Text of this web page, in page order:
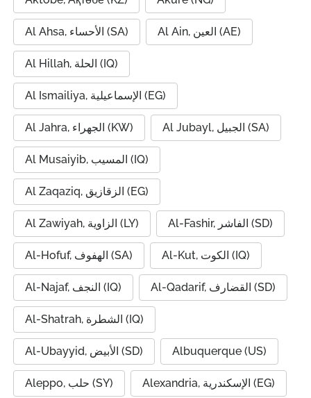
Al Ahsa, الأحساء (SA) Al Ain, العين (AE)
Al Hillah, الحلة (IQ)
Al Ismailiya, الإسماعيلية (EG)
Al Jahra, الجهراء (KW) Al Jubayl, الجبيل (SA)
Al Musaiyib, المسيب (IQ)
Al Zaqaziq, الزقازيق (EG)
Al Zawiyah, الزاوية (LY) Al-Fashir, الفاشر (SD)
Al-Hofuf, الهفوف (SA) Al-Kut, الكوت (IQ)
Al-Najaf, النجف (IQ) Al-Qadarif, القضارف (SD)
Al-Shatrah, الشطرة (IQ)
Al-Ubayyid, الأبيض (SD) Albuquerque (US)
Aleppo, حلب (SY) Alexandria, الإسكندرية (EG)